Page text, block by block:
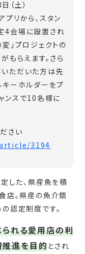
（土）
プリから、スタン
4会場に設置され
」プロジェクトの
もらえます。さら
ただいた方は先
キーホルダーをプ
ンスで10名様に
さい
3194
した、県産魚を積
店。県産の魚介類
認定制度です。
れる愛用店の利
進を目的とされ